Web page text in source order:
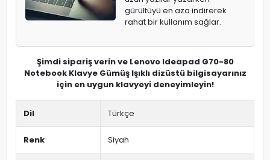
gürültüyü en aza indirerek
rahat bir kullanım sağlar.
Şimdi sipariş verin ve Lenovo Ideapad G70-80
Notebook Klavye Gümüş Işıklı dizüstü bilgisayarınız
için en uygun klavyeyi deneyimleyin!
Dil Türkçe
Renk Siyah